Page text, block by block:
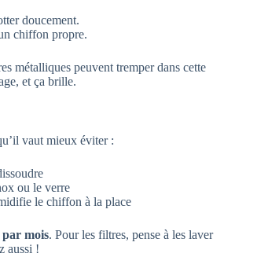
doucement.
chiffon propre.
métalliques peuvent tremper dans cette
et ça brille.
vaut mieux éviter :
ou le verre
le chiffon à la place
par mois. Pour les filtres, pense à les laver
aussi !